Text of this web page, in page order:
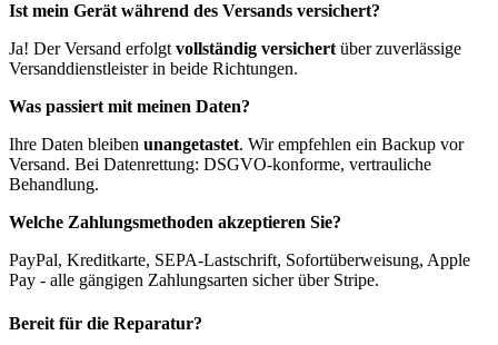
Ist mein Gerät während des Versands versichert?
Ja! Der Versand erfolgt vollständig versichert über zuverlässige
Versanddienstleister in beide Richtungen.
Was passiert mit meinen Daten?
Ihre Daten bleiben unangetastet. Wir empfehlen ein Backup vor
Versand. Bei Datenrettung: DSGVO-konforme, vertrauliche
Behandlung.
Welche Zahlungsmethoden akzeptieren Sie?
PayPal, Kreditkarte, SEPA-Lastschrift, Sofortüberweisung, Apple
Pay - alle gängigen Zahlungsarten sicher über Stripe.
Bereit für die Reparatur?